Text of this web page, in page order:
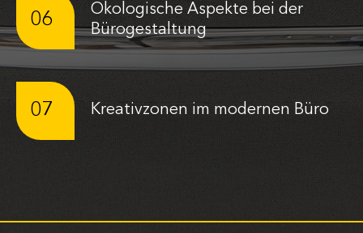
06
Ökologische Aspekte bei der
Bürogestaltung
07 Kreativzonen im modernen Büro